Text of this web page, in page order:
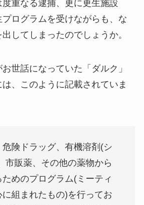
重なる逮捕、更に更生施設
プログラムを受けながらも、な
してしまったのでしょうか。
世話になっていた「ダルク」
、このように記載されていま
険ドラッグ、有機溶剤(シ
市販薬、その他の薬物から
めのプログラム(ミーティ
に組まれたもの)を行ってお